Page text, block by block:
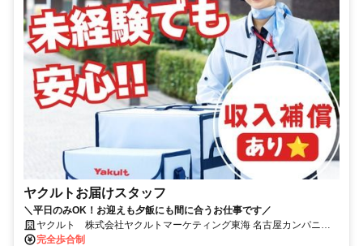
ヤクルトお届けスタッフ
＼平日のみOK！お迎えも夕飯にも間に合うお仕事です／
ヤクルト 株式会社ヤクルトマーケティング東海 名古屋カンパニー/
恵南センター
完全歩合制